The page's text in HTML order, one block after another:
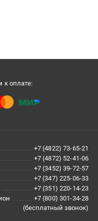
к оплате:
+7 (4822) 73-65-21
+7 (4872) 52-41-06
+7 (3452) 39-72-57
+7 (347) 225-06-33
+7 (351) 220-14-23
+7 (800) 301-34-28
(бесплатный звонок)